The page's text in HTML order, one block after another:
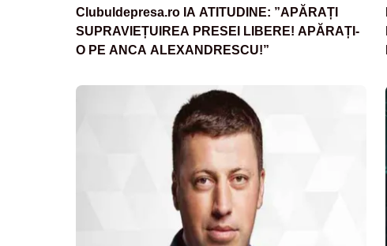
Clubuldepresa.ro IA ATITUDINE: ”APĂRAȚI
SUPRAVIEȚUIREA PRESEI LIBERE! APĂRAȚI-
O PE ANCA ALEXANDRESCU!”